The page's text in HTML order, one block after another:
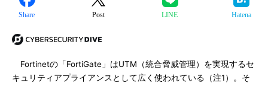
Share Post LINE Hatena
Fortinetの「FortiGate」はUTM（統合脅威管理）を実現するセ
キュリティアプライアンスとして広く使われている（注1）。そ